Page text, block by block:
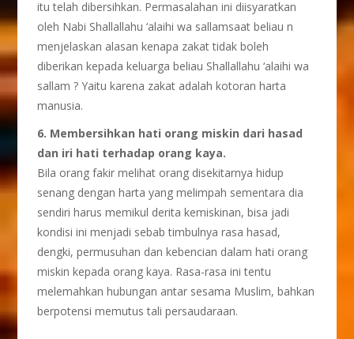
itu telah dibersihkan. Permasalahan ini diisyaratkan
oleh Nabi Shallallahu ‘alaihi wa sallamsaat beliau n
menjelaskan alasan kenapa zakat tidak boleh
diberikan kepada keluarga beliau Shallallahu ‘alaihi wa
sallam ? Yaitu karena zakat adalah kotoran harta
manusia.
6. Membersihkan hati orang miskin dari hasad
dan iri hati terhadap orang kaya.
Bila orang fakir melihat orang disekitarnya hidup
senang dengan harta yang melimpah sementara dia
sendiri harus memikul derita kemiskinan, bisa jadi
kondisi ini menjadi sebab timbulnya rasa hasad,
dengki, permusuhan dan kebencian dalam hati orang
miskin kepada orang kaya. Rasa-rasa ini tentu
melemahkan hubungan antar sesama Muslim, bahkan
berpotensi memutus tali persaudaraan.